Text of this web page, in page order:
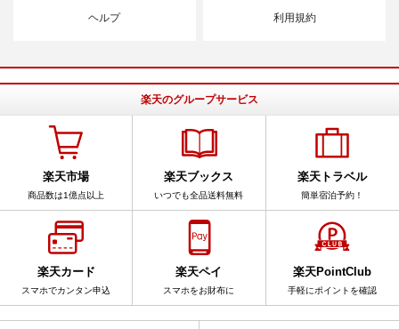
ヘルプ 利用規約
楽天のグループサービス
楽天市場
商品数は1億点以上
楽天ブックス
いつでも全品送料無料
楽天トラベル
簡単宿泊予約！
楽天カード
スマホでカンタン申込
楽天ペイ
スマホをお財布に
楽天PointClub
手軽にポイントを確認